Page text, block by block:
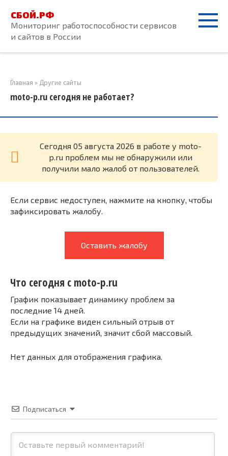
контенту
СБОЙ.РФ
Мониторинг работоспособности сервисов
и сайтов в России
Главная » Другие сайты
moto-p.ru сегодня не работает?
Cегодня 05 августа 2026 в работе у moto-
p.ru проблем мы не обнаружили или
получили мало жалоб от пользователей.
Если сервис недоступен, нажмите на кнопку, чтобы
зафиксировать жалобу.
Оставить жалобу
Что сегодня с moto-p.ru
График показывает динамику проблем за
последние 14 дней.
Если на графике виден сильный отрыв от
предыдущих значений, значит сбой массовый.
Нет данных для отображения графика.
Подписаться